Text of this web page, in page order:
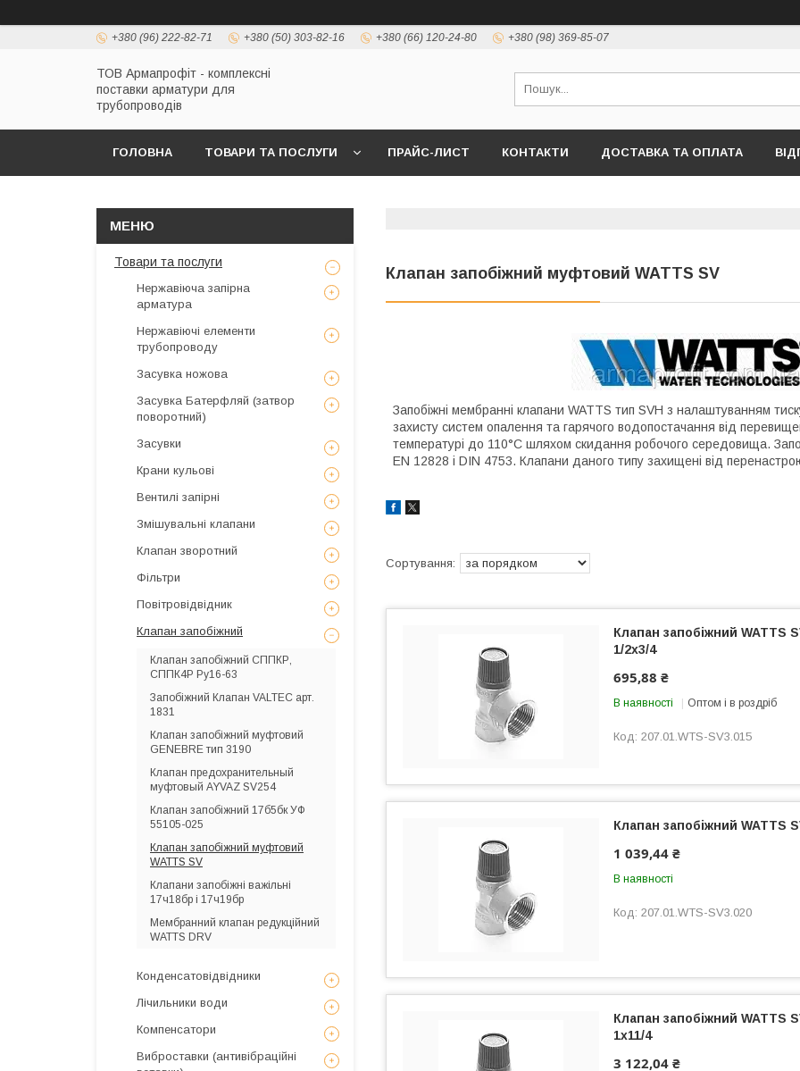
+380 (96) 222-82-71 +380 (50) 303-82-16 +380 (66) 120-24-80 +380 (98) 369-85-07
ТОВ Армапрофіт - комплексні
поставки арматури для
трубопроводів
ГОЛОВНА ТОВАРИ ТА ПОСЛУГИ ПРАЙС-ЛИСТ КОНТАКТИ ДОСТАВКА ТА ОПЛАТА
Клапан запобіжний муфтовий WATTS SV
Запобіжні мембранні клапани WATTS тип SVH з налаштуванням
захисту систем опалення та гарячого водопостачання від
температурі до 110°С шляхом скидання робочого середовища.
EN 12828 і DIN 4753. Клапани даного типу захищені від
Клапан запобіжний WATTS
1/2х3/4
695,88 ₴
В наявності Оптом і в роздріб
207.01.WTS-SV3.015
Клапан запобіжний WATTS
1 039,44 ₴
В наявності
207.01.WTS-SV3.020
Клапан запобіжний WATTS
1х11/4
3 122,04 ₴
Товари та послуги
Нержавіюча запірна
арматура
Нержавіючі елементи
трубопроводу
Засувка ножова
Засувка Батерфляй (затвор
поворотний)
Засувки
Крани кульові
Вентилі запірні
Змішувальні клапани
Клапан зворотний
Фільтри
Повітровідвідник
Клапан запобіжний
Клапан запобіжний СППКР,
СППК4Р Ру16-63
Запобіжний Клапан VALTEC арт.
1831
Клапан запобіжний муфтовий
GENEBRE тип 3190
Клапан предохранительный
муфтовый AYVAZ SV254
Клапан запобіжний 17б5бк УФ
55105-025
Клапан запобіжний муфтовий
WATTS SV
Клапани запобіжні важільні
17ч18бр і 17ч19бр
Мембранний клапан редукційний
WATTS DRV
Конденсатовідвідники
Лічильники води
Компенсатори
Виброставки (антивібраційні